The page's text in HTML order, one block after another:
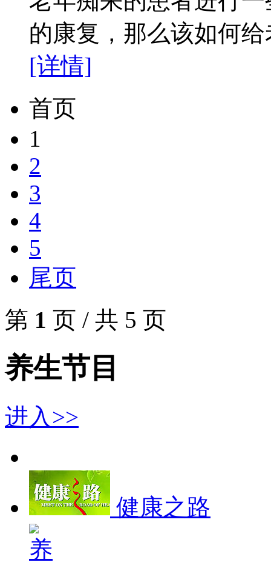
的康复，那么该如何
[详情]
首页
1
2
3
4
5
尾页
第 1 页 / 共 5 页
养生节目
进入>>
健康之路